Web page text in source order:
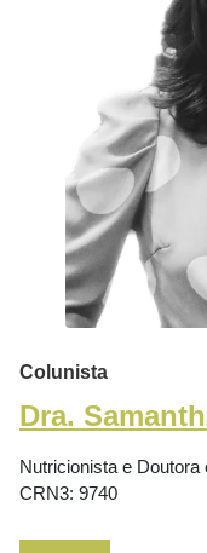
Colunista
Dra.
Nutricionista e
CRN3: 9740